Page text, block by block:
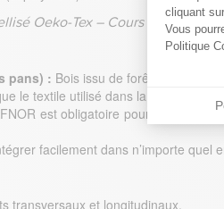
Oeko-Tex – Cours et longs
pans) : Bois issu de forêts gérées
le textile utilisé dans la confection
est obligatoire pour tous les
facilement dans n’importe quel
transversaux et longitudinaux.
cliquant
Vous
Politique